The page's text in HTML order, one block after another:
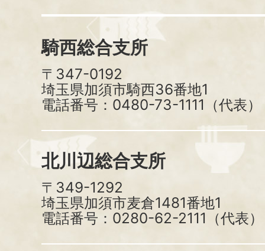
騎西総合支所
〒347-0192
埼玉県加須市騎西36番地1
電話番号：0480-73-1111（代表）
北川辺総合支所
〒349-1292
埼玉県加須市麦倉1481番地1
電話番号：0280-62-2111（代表）